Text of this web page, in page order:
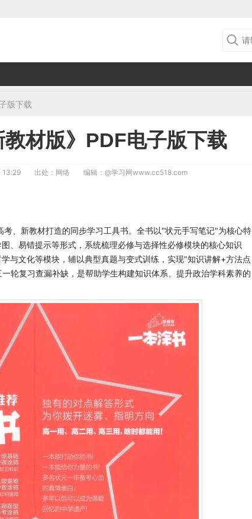
版下载
教材版》PDF电子版下载
出处：网络 编辑： @学习网www.cc518.com
考、新教材打造的同步学习工具书。全书以"状元手写笔记"为核心特
、易错提示等形式，系统梳理必修与选择性必修模块的核心知识
与文化等模块，辅以典型真题与变式训练，实现"知识讲解+方法点
轮复习查漏补缺，是帮助学生构建知识体系、提升政治学科素养的